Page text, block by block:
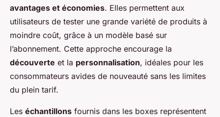
avantages et économies. Elles permettent aux
utilisateurs de tester une grande variété de produits à
moindre coût, grâce à un modèle basé sur
l’abonnement. Cette approche encourage la
découverte et la personnalisation, idéales pour les
consommateurs avides de nouveauté sans les limites
du plein tarif.
Les échantillons fournis dans les boxes représentent